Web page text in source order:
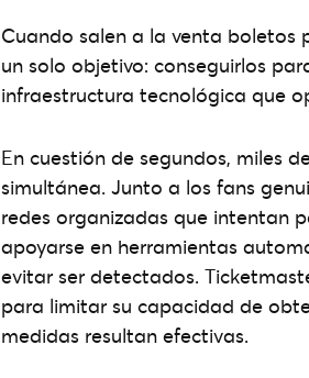
Cuando salen a la venta boletos
un solo objetivo: conseguirlos
infraestructura tecnológica que
En cuestión de segundos, miles
simultánea. Junto a los fans
redes organizadas que intentan
apoyarse en herramientas
evitar ser detectados.
para limitar su capacidad de
medidas resultan efectivas.